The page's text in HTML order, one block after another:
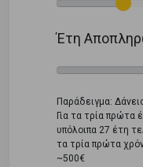
Έτη
Παράδειγμα:
Για τα τρία πρώτα
υπόλοιπα 27 έτη
τα τρία πρώτα
~500€